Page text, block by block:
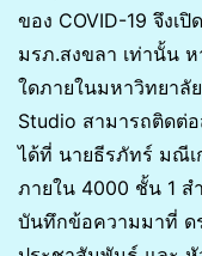
ของ COVID-19 จึงเ
มรภ.สงขลา เท่านั้น
ใดภายในมหาวิทยาลั
Studio สามารถติดต่
ได้ที่ นายธีรภัทร์ มณี
ภายใน 4000 ชั้น 1 ส
บันทึกข้อความมาที่ ด